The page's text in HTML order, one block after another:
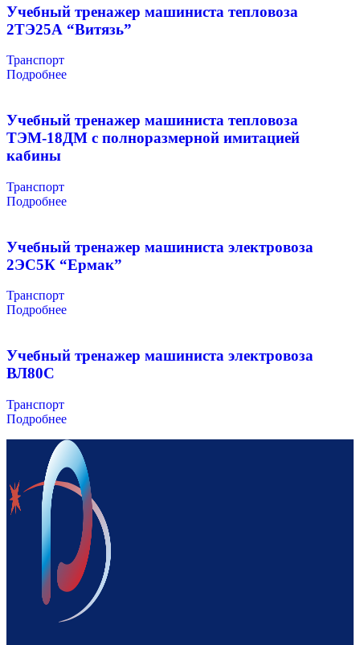
Учебный тренажер машиниста тепловоза
2ТЭ25А “Витязь”
Транспорт
Подробнее
Учебный тренажер машиниста тепловоза
ТЭМ-18ДМ с полноразмерной имитацией
кабины
Транспорт
Подробнее
Учебный тренажер машиниста электровоза
2ЭС5К “Ермак”
Транспорт
Подробнее
Учебный тренажер машиниста электровоза
ВЛ80С
Транспорт
Подробнее